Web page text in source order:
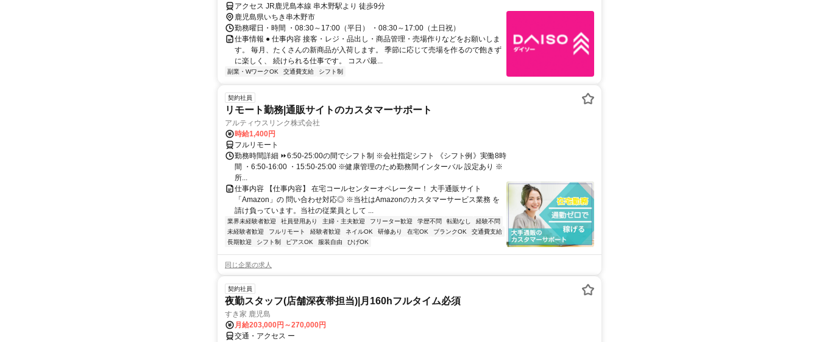
アクセス JR鹿児島本線 串木野駅より 徒歩9分
鹿児島県いちき串木野市
勤務曜日・時間 ・08:30～17:00（平日） ・08:30～17:00（土日祝）
仕事情報 ● 仕事内容 接客・レジ・品出し・商品管理・売場作りなどをお願いしま
す。 毎月、たくさんの新商品が入荷します。 季節に応じて売場を作るので飽きず
に楽しく、 続けられる仕事です。 コスパ最...
副業・WワークOK 交通費支給 シフト制
契約社員
リモート勤務|通販サイトのカスタマーサポート
アルティウスリンク株式会社
時給1,400円
フルリモート
勤務時間詳細 ⏩6:50-25:00の間でシフト制 ※会社指定シフト 《シフト例》実働8時
間 ・6:50-16:00 ・15:50-25:00 ※健康管理のため勤務間インターバル 設定あり ※
所...
仕事内容 【仕事内容】 在宅コールセンターオペレーター！ 大手通販サイト
「Amazon」の 問い合わせ対応◎ ※当社はAmazonのカスタマーサービス業務 を
請け負っています。当社の従業員として ...
業界未経験者歓迎 社員登用あり 主婦・主夫歓迎 フリーター歓迎 学歴不問 転勤なし
経験不問
未経験者歓迎
フルリモート 経験者歓迎 ネイルOK 研修あり 在宅OK ブランクOK
交通費支給
長期歓迎
シフト制 ピアスOK 服装自由 ひげOK
同じ企業の求人
契約社員
夜勤スタッフ(店舗深夜帯担当)|月160hフルタイム必須
すき家 鹿児島
月給203,000円～270,000円
交通・アクセス ー